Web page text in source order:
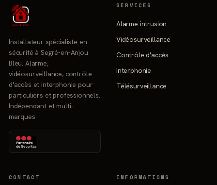
Installateur spécialiste en
sécurité à Segré-en-Anjou
Bleu. Alarme,
vidéosurveillance, contrôle
d'accès et interphonie pour
particuliers et professionnels.
Indépendant et multi-
marques.
SERVICES
Alarme intrusion
Vidéosurveillance
Contrôle d'accès
Interphonie
Télésurveillance
CONTACT INFORMATIONS